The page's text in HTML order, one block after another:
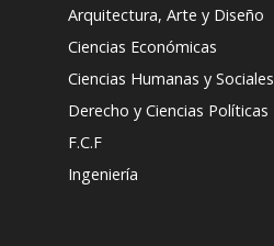
Arquitectura, Arte y Diseño
Ciencias Económicas
Ciencias Humanas y Sociales
Derecho y Ciencias Políticas
F.C.F
Ingeniería